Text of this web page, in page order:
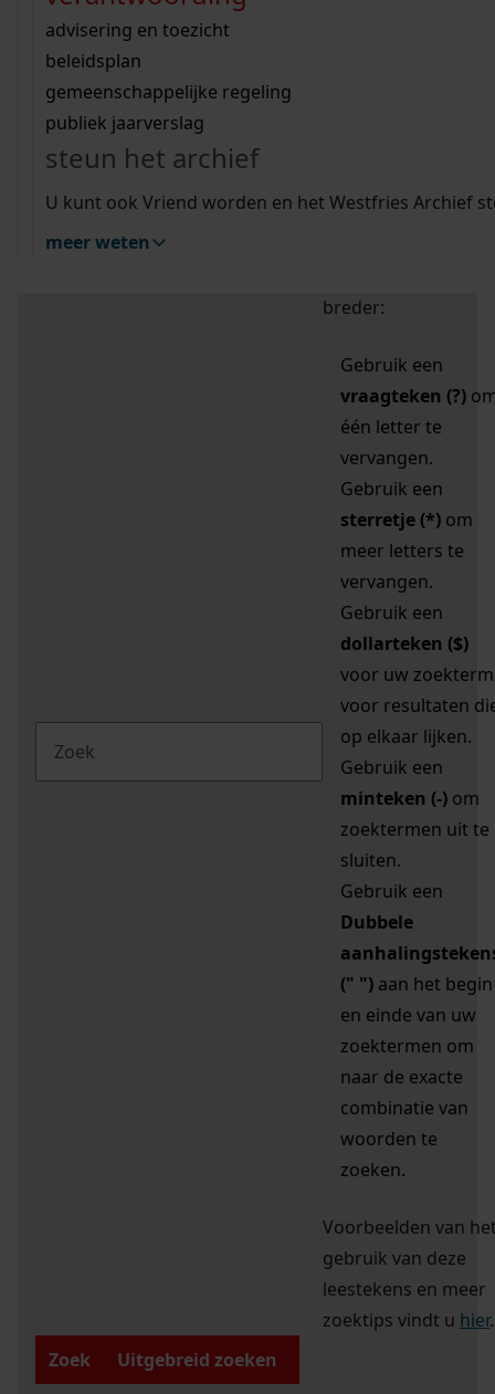
bouwvergunningen
omgevingsvergunningen
vergunningen
beeld en geluid
uitleg nodig?
Wij helpen u op weg met een aantal zoektips.
bekijk alle zoektips
Wij helpen u op weg met een aantal zoektips.
bekijk alle zoektips
bekijk ons geschiedenislokaal
advisering en toezicht
beleidsplan
gemeenschappelijke regeling
publiek jaarverslag
steun het archief
U kunt ook Vriend worden en het Westfries Archief
meer weten
zoektips
Mijn Studiezaal (inloggen)
uw zoekopdracht te
breder:
Gebruik een
vraagteken (?)
één letter te
vervangen.
Gebruik een
sterretje (*) om
meer letters te
vervangen.
Gebruik een
dollarteken ($)
voor uw zoekterm
voor resultaten
op elkaar lijken.
Gebruik een
minteken (-) om
zoektermen uit te
sluiten.
Gebruik een
Dubbele
(" ") aan het begin
en einde van uw
zoektermen om
naar de exacte
combinatie van
woorden te
zoeken.
Voorbeelden van
gebruik van deze
leestekens en meer
zoektips vindt u hier.
Zoek
Uitgebreid zoeken